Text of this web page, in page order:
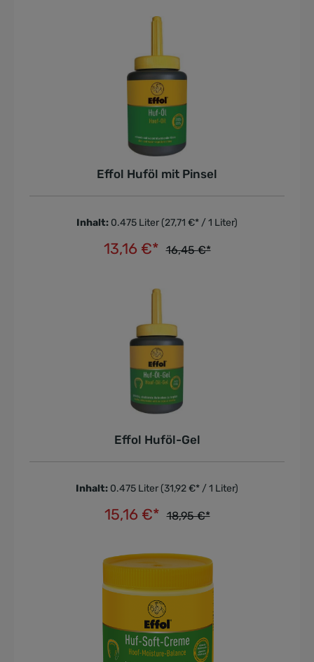
Effol Huföl mit Pinsel
Inhalt: 0.475 Liter (27,71 €* / 1 Liter)
13,16 €* 16,45 €*
In den Warenkorb
Effol Huföl-Gel
Inhalt: 0.475 Liter (31,92 €* / 1 Liter)
15,16 €* 18,95 €*
In den Warenkorb